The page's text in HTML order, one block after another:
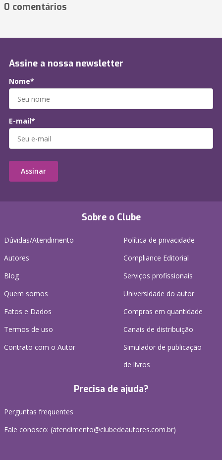
0 comentários
Sobre o Clube
Dúvidas/Atendimento
Autores
Blog
Quem somos
Fatos e Dados
Termos de uso
Contrato com o Autor
Política de privacidade
Compliance Editorial
Serviços profissionais
Universidade do autor
Compras em quantidade
Canais de distribuição
Simulador de publicação
de livros
Precisa de ajuda?
Perguntas frequentes
Fale conosco: (atendimento@clubedeautores.com.br)
Assine a nossa newsletter
Nome*
E-mail*
Assinar